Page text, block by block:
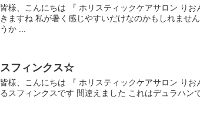
皆様、こんにちは 『 ホリスティックケアサロン り
きますね 私が暑く感じやすいだけなのかもしれませ
うか ...
スフィンクス☆
皆様、こんにちは 『 ホリスティックケアサロン り
るスフィンクスです 間違えました これはデュラハン